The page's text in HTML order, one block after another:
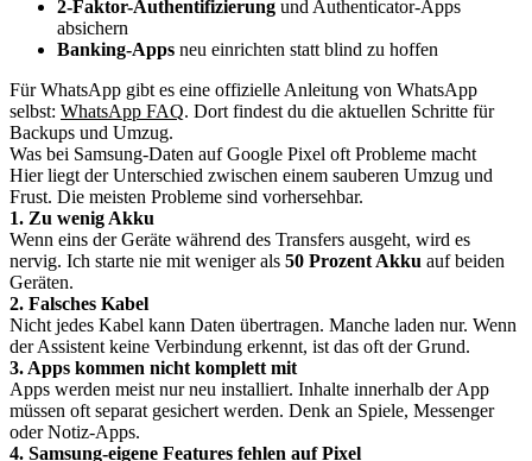
2-Faktor-Authentifizierung und Authenticator-Apps
absichern
Banking-Apps neu einrichten statt blind zu hoffen
Für WhatsApp gibt es eine offizielle Anleitung von WhatsApp
selbst: WhatsApp FAQ. Dort findest du die aktuellen Schritte für
Backups und Umzug.
Was bei Samsung-Daten auf Google Pixel oft Probleme macht
Hier liegt der Unterschied zwischen einem sauberen Umzug und
Frust. Die meisten Probleme sind vorhersehbar.
1. Zu wenig Akku
Wenn eins der Geräte während des Transfers ausgeht, wird es
nervig. Ich starte nie mit weniger als 50 Prozent Akku auf beiden
Geräten.
2. Falsches Kabel
Nicht jedes Kabel kann Daten übertragen. Manche laden nur. Wenn
der Assistent keine Verbindung erkennt, ist das oft der Grund.
3. Apps kommen nicht komplett mit
Apps werden meist nur neu installiert. Inhalte innerhalb der App
müssen oft separat gesichert werden. Denk an Spiele, Messenger
oder Notiz-Apps.
4. Samsung-eigene Features fehlen auf Pixel